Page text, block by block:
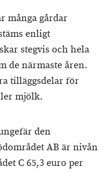
många gårdar
enligt
stegvis och hela
de närmaste åren.
tilläggsdelar för
mjölk.
den
AB är nivån
C 65,3 euro per